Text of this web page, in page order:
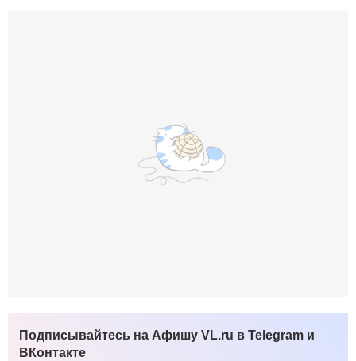
Подписывайтесь на Афишу VL.ru в Telegram и
ВКонтакте